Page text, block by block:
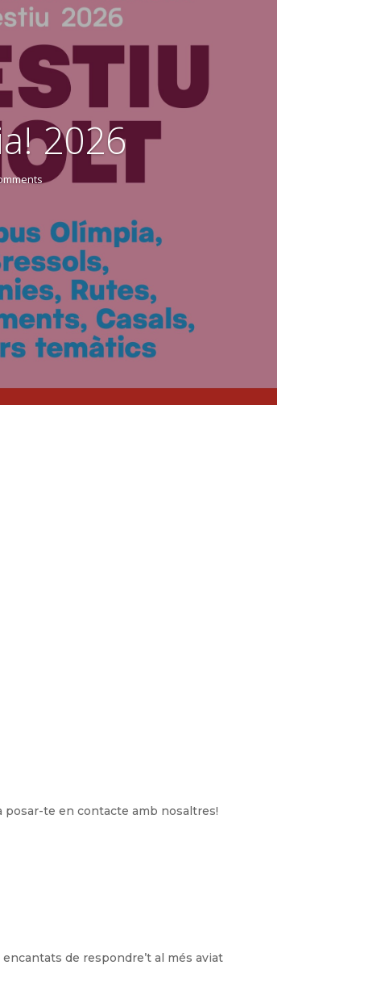
2026
posar-te en contacte amb nosaltres!
de respondre’t al més aviat